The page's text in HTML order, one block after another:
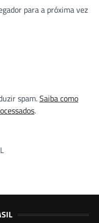
para a próxima vez
spam.Saiba como
.